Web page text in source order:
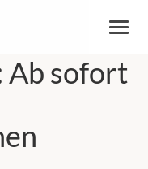
Ab sofort